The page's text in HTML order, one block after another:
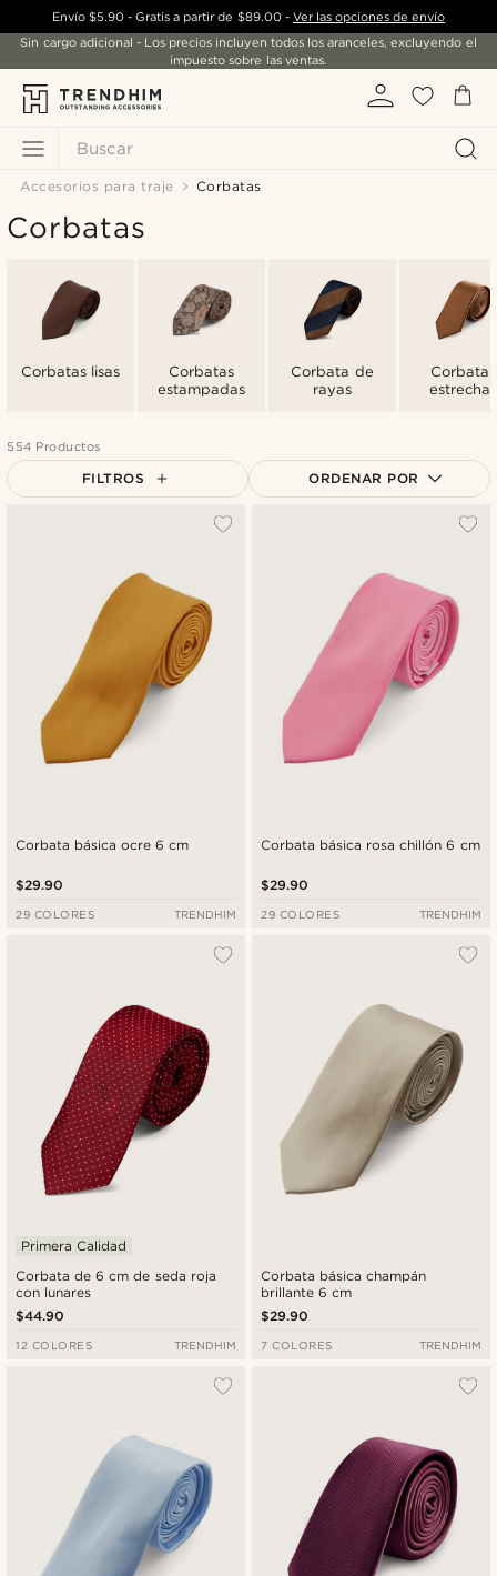
Buscar
Envío $5.90- Gratis a partir de $89.00- Ver las opciones de envío
Sin cargo adicional - Los precios incluyen todos los aranceles, excluyendo el
impuesto sobre las ventas.
Accesorios para traje Corbatas
Corbatas
Corbatas lisas
Corbatas
estampadas
Corbata de
rayas
Corbatas
estrechas
554 Productos
FILTROS ORDENAR POR
Mayor precio
Corbata básica ocre 6 cm
$29.90
29 COLORES TRENDHIM
Corbata básica rosa chillón 6 cm
$29.90
29 COLORES TRENDHIM
Corbata de 6 cm de seda roja
con lunares
Primera Calidad
$44.90
12 COLORES TRENDHIM
Corbata básica champán
brillante 6 cm
$29.90
7 COLORES TRENDHIM